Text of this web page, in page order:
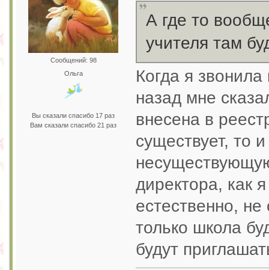
Сообщений: 98
Ольга
Вы сказали спасибо 17 раз
Вам сказали спасибо 21 раз
А где то
учителя там
Когда я
назад мне
внесена в
существует, то
директора, как
естественно,
только школа
будут